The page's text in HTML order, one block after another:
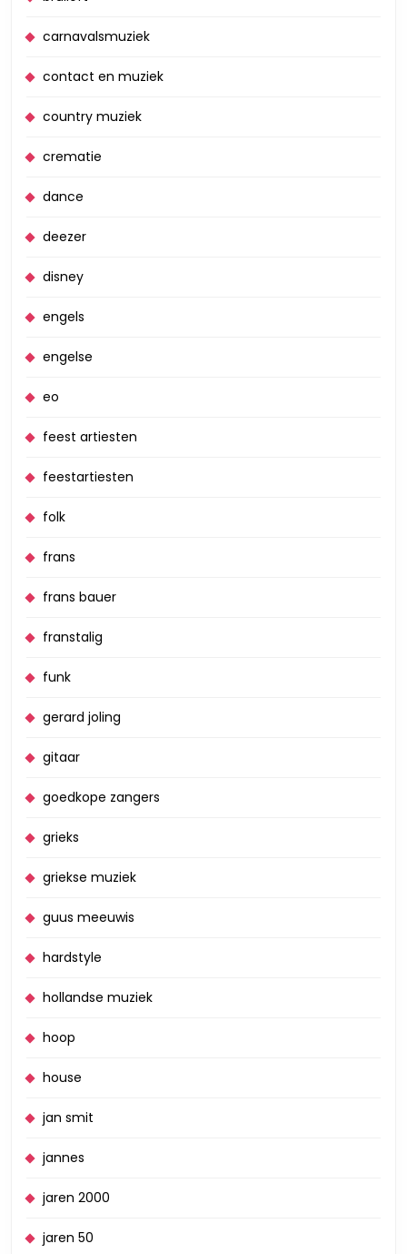
carnavalsmuziek
contact en muziek
country muziek
crematie
dance
deezer
disney
engels
engelse
eo
feest artiesten
feestartiesten
folk
frans
frans bauer
franstalig
funk
gerard joling
gitaar
goedkope zangers
grieks
griekse muziek
guus meeuwis
hardstyle
hollandse muziek
hoop
house
jan smit
jannes
jaren 2000
jaren 50